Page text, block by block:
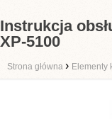
Instrukcja
XP-5100
Strona główna › Elementy